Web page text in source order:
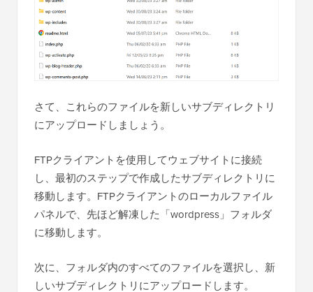
さて、これらのファイルを新しいサブディレクトリ
にアップロードしましょう。
FTPクライアントを使用してウェブサイトに接続
し、最初のステップで作成したサブディレクトリに
移動します。FTPクライアントのローカルファイル
パネルで、先ほど解凍した「wordpress」フォルダ
に移動します。
次に、フォルダ内のすべてのファイルを選択し、新
しいサブディレクトリにアップロードします。